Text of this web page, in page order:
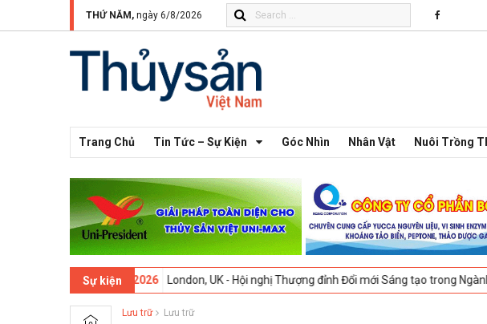
THỨ NĂM, ngày 6/8/2026
Trang Chủ Tin Tức – Sự Kiện Góc Nhìn Nhân Vật Nuôi Trồng
Sự kiện
London, UK - Hội nghị Thượng đỉnh Đổi mới Sáng tạo trong Ngành Thực phẩm
Lưu trữ Lưu trữ